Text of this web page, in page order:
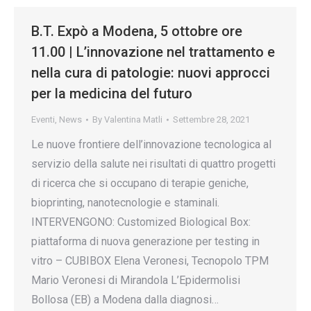
B.T. Expò a Modena, 5 ottobre ore
11.00 | L’innovazione nel trattamento e
nella cura di patologie: nuovi approcci
per la medicina del futuro
Eventi, News By Valentina Matli Settembre 28, 2021
Le nuove frontiere dell’innovazione tecnologica al
servizio della salute nei risultati di quattro progetti
di ricerca che si occupano di terapie geniche,
bioprinting, nanotecnologie e staminali.
INTERVENGONO: Customized Biological Box:
piattaforma di nuova generazione per testing in
vitro – CUBIBOX Elena Veronesi, Tecnopolo TPM
Mario Veronesi di Mirandola L’Epidermolisi
Bollosa (EB) a Modena dalla diagnosi…